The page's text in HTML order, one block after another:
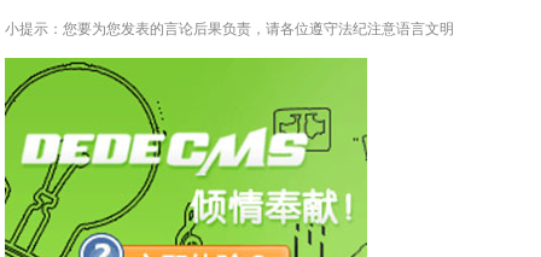
小提示：您要为您发表的言论后果负责，请各位遵守法纪注意语言文明